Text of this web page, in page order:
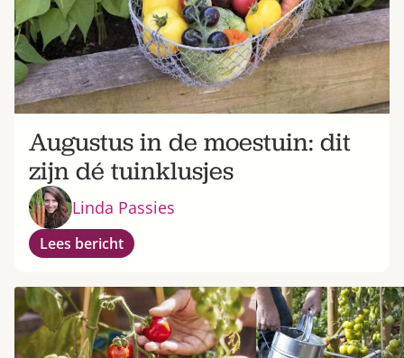
Augustus in de moestuin: dit
zijn dé tuinklusjes
Linda Passies
Lees bericht